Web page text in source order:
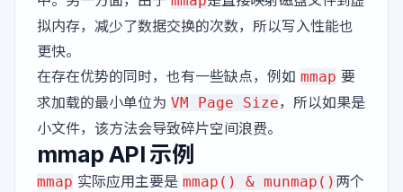
拟内存，减少了数据交换的次数，所以写入性能也
更快。
在存在优势的同时，也有一些缺点，例如 mmap 要
求加载的最小单位为 VM Page Size，所以如果是
小文件，该方法会导致碎片空间浪费。
mmap API 示例
mmap 实际应用主要是 mmap() & munmap() 两个